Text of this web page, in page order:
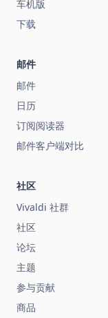
车机版
下载
邮件
邮件
日历
订阅阅读器
邮件客户端对比
社区
Vivaldi 社群
社区
论坛
主题
参与贡献
商品